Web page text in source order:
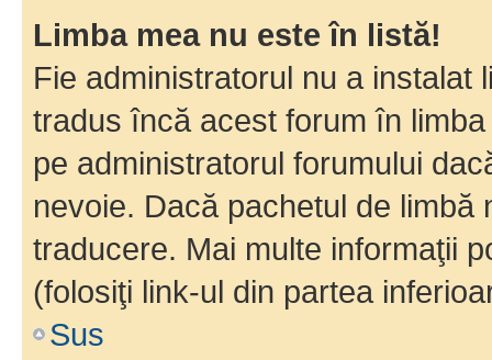
Limba mea nu este în listă!
Fie administratorul nu a instalat
tradus încă acest forum în
pe administratorul forumului
nevoie. Dacă pachetul de
traducere. Mai multe informaţii
(folosiţi link-ul din partea
Sus